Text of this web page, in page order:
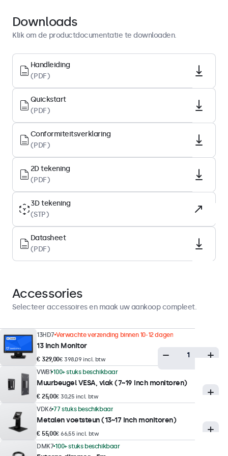
Display-architectuur
Schermdiagonaal
13.3 inch (339 mm)
Beeldverhouding
16:9 (4:3 instelbaar)
Native resolutie
1920 x 1080
Pixels per inch
166 PPI
IPS-LCD
Backlight
LED
Oppervlak
Anti-glare harde coating (3H)
Landscape, portrait
Maximale helderheid
300 nits (typisch)
Minimale helderheid
1 nit
Contrast
1400:1
Kijkhoek
178° horizontaal, 178° verticaal
Downloads
Klik om de productdocumentatie te downloaden.
Handleiding
(PDF)
Quickstart
(PDF)
Conformiteitsverklaring
(PDF)
2D tekening
(PDF)
3D tekening
(STP)
Datasheet
(PDF)
Accessories
Selecteer accessoires en maak uw aankoop compleet.
13HD7 Verwachte verzending binnen 10-12 dagen
13 Inch Monitor
€ 329,00€ 398,09 incl. btw
VWB1 100+ stuks beschikbaar
Muurbeugel VESA, vlak (7~19 inch monitoren)
€ 25,00€ 30,25 incl. btw
VDK6 77 stuks beschikbaar
Metalen voetsteun (13~17 inch monitoren)
€ 55,00€ 66,55 incl. btw
DMK7 100+ stuks beschikbaar